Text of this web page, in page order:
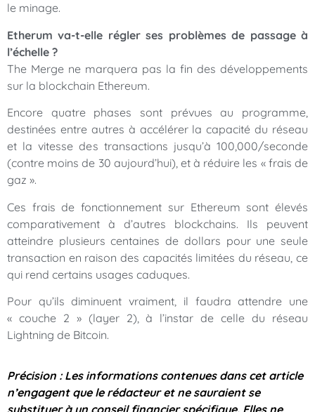
le minage.
Etherum va-t-elle régler ses problèmes de passage à
l’échelle ?
The Merge ne marquera pas la fin des développements
sur la blockchain Ethereum.
Encore quatre phases sont prévues au programme,
destinées entre autres à accélérer la capacité du réseau
et la vitesse des transactions jusqu’à 100,000/seconde
(contre moins de 30 aujourd’hui), et à réduire les « frais de
gaz ».
Ces frais de fonctionnement sur Ethereum sont élevés
comparativement à d’autres blockchains. Ils peuvent
atteindre plusieurs centaines de dollars pour une seule
transaction en raison des capacités limitées du réseau, ce
qui rend certains usages caduques.
Pour qu’ils diminuent vraiment, il faudra attendre une
« couche 2 » (layer 2), à l’instar de celle du réseau
Lightning de Bitcoin.
Précision : Les informations contenues dans cet article
n’engagent que le rédacteur et ne sauraient se